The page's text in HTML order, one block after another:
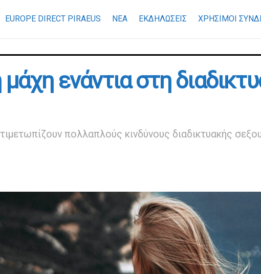
EUROPE DIRECT PIRAEUS ΝΕΑ ΕΚΔΗΛΩΣΕΙΣ ΧΡΉΣΙΜΟΙ
ενάντια στη
πολλαπλούς κινδύνους διαδικτυακής